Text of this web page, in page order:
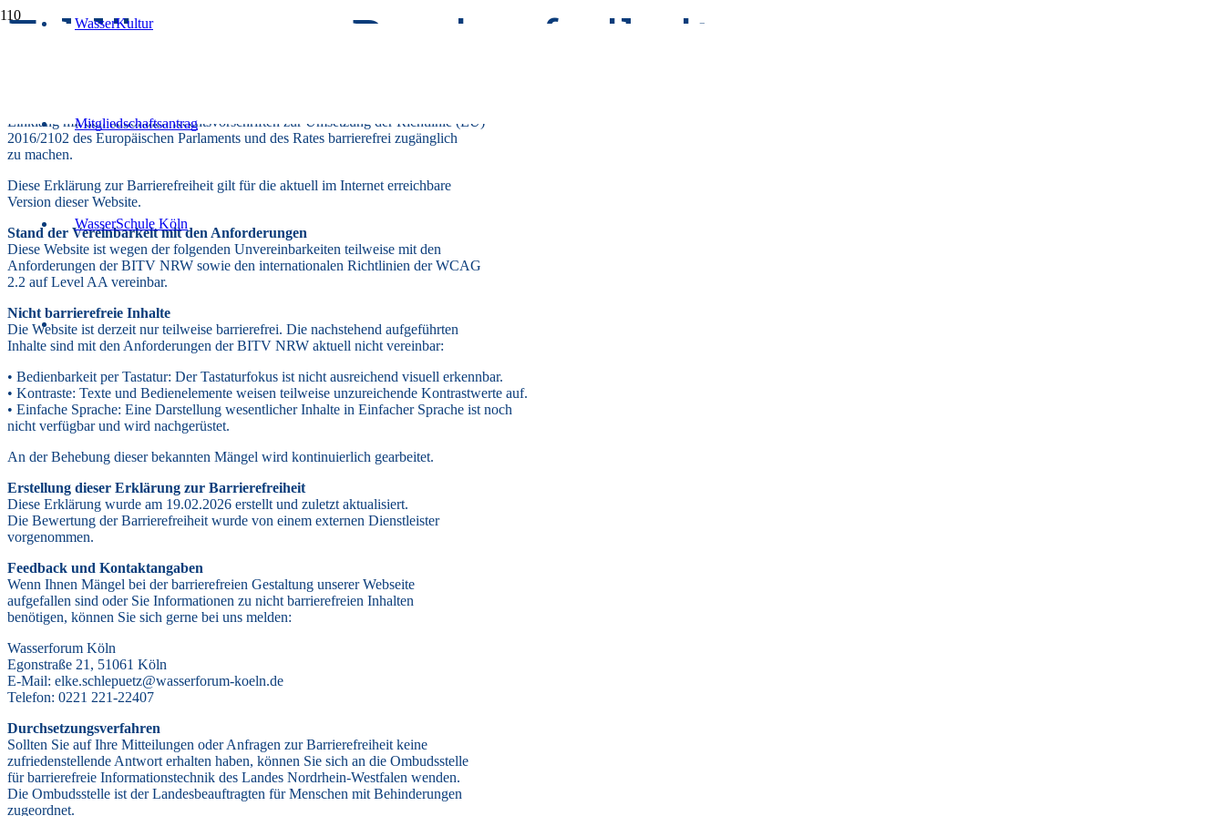
WasserKultur
Mitgliedschaftsantrag
WasserSchule Köln
Erklärung zur Barrierefreiheit
Einklang mit den nationalen Rechtsvorschriften zur Umsetzung der Richtlinie (EU)
2016/2102 des Europäischen Parlaments und des Rates barrierefrei zugänglich
zu machen.
Diese Erklärung zur Barrierefreiheit gilt für die aktuell im Internet erreichbare
Version dieser Website.
Stand der Vereinbarkeit mit den Anforderungen
Diese Website ist wegen der folgenden Unvereinbarkeiten teilweise mit den
Anforderungen der BITV NRW sowie den internationalen Richtlinien der WCAG
2.2 auf Level AA vereinbar.
Nicht barrierefreie Inhalte
Die Website ist derzeit nur teilweise barrierefrei. Die nachstehend aufgeführten
Inhalte sind mit den Anforderungen der BITV NRW aktuell nicht vereinbar:
• Bedienbarkeit per Tastatur: Der Tastaturfokus ist nicht ausreichend visuell erkennbar.
• Kontraste: Texte und Bedienelemente weisen teilweise unzureichende Kontrastwerte auf.
• Einfache Sprache: Eine Darstellung wesentlicher Inhalte in Einfacher Sprache ist noch
nicht verfügbar und wird nachgerüstet.
An der Behebung dieser bekannten Mängel wird kontinuierlich gearbeitet.
Erstellung dieser Erklärung zur Barrierefreiheit
Diese Erklärung wurde am 19.02.2026 erstellt und zuletzt aktualisiert.
Die Bewertung der Barrierefreiheit wurde von einem externen Dienstleister
vorgenommen.
Feedback und Kontaktangaben
Wenn Ihnen Mängel bei der barrierefreien Gestaltung unserer Webseite
aufgefallen sind oder Sie Informationen zu nicht barrierefreien Inhalten
benötigen, können Sie sich gerne bei uns melden:
Wasserforum Köln
Egonstraße 21, 51061 Köln
E-Mail: elke.schlepuetz@wasserforum-koeln.de
Telefon: 0221 221-22407
Durchsetzungsverfahren
Sollten Sie auf Ihre Mitteilungen oder Anfragen zur Barrierefreiheit keine
zufriedenstellende Antwort erhalten haben, können Sie sich an die Ombudsstelle
für barrierefreie Informationstechnik des Landes Nordrhein-Westfalen wenden.
Die Ombudsstelle ist der Landesbeauftragten für Menschen mit Behinderungen
zugeordnet.